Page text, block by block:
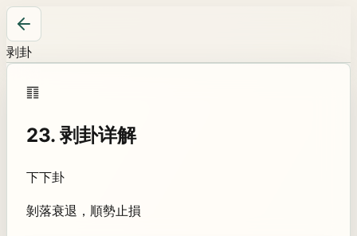
剥卦
䷖
23. 剥卦详解
下下卦
剝落衰退，順勢止損